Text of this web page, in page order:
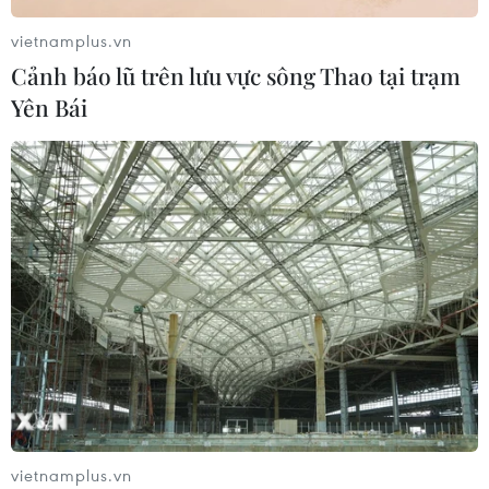
Amazon lần đầu tiên đạt mức vốn
hóa 3.000 tỷ USD nhờ làn sóng lạc
quan mới về AI
03/08/2026 14:35
MB chuẩn bị trả cổ tức cho cổ đông
15%, nâng vốn điều lệ lên 100.000 tỷ
đồng
03/08/2026 13:47
TotalEnergies thâu tóm một phần
mảng năng lượng tái tạo của Shell
03/08/2026 10:33
vietnamplus.vn
Cảnh báo lũ trên lưu vực sông Thao tại trạm
Yên Bái
vietnamplus.vn